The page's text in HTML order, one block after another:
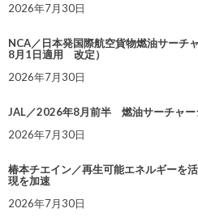
2026年7月30日
NCA／日本発国際航空貨物燃油サーチ
8月1日適用 改定）
2026年7月30日
JAL／2026年8月前半 燃油サーチャー
2026年7月30日
椿本チエイン／再生可能エネルギーを
現を加速
2026年7月30日